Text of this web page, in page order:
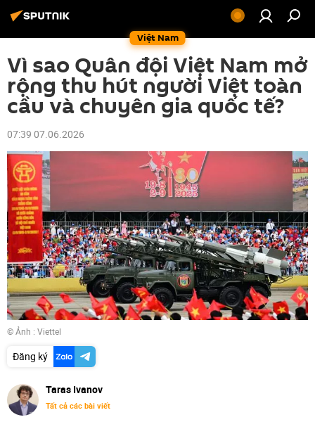
Việt Nam
Vì sao Quân đội Việt Nam mở
rộng thu hút người Việt toàn
cầu và chuyên gia quốc tế?
07:39 07.06.2026
© Ảnh : Viettel
Đăng ký
Taras Ivanov
Tất cả các bài viết